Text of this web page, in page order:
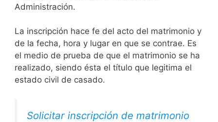
Administración.
La inscripción hace fe del acto del matrimonio y
de la fecha, hora y lugar en que se contrae. Es
el medio de prueba de que el matrimonio se ha
realizado, siendo ésta el título que legitima el
estado civil de casado.
Solicitar inscripción de matrimonio